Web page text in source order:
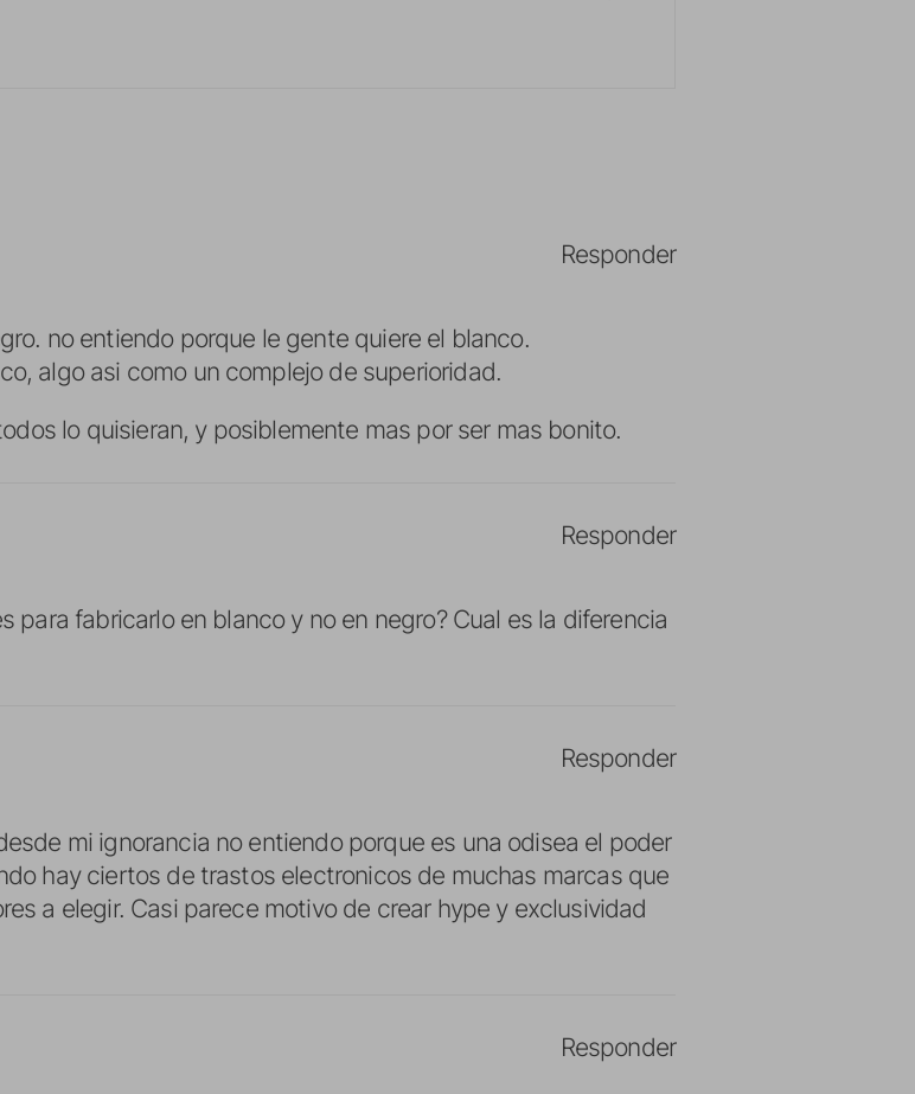
no entiendo porque le gente quiere el blanco.
algo asi como un complejo de superioridad.
lo quisieran, y posiblemente mas por ser mas bonito.
Responder
para fabricarlo en blanco y no en negro? Cual es la diferencia
Responder
mi ignorancia no entiendo porque es una odisea el poder
hay ciertos de trastos electronicos de muchas marcas que
a elegir. Casi parece motivo de crear hype y exclusividad
Responder
Responder